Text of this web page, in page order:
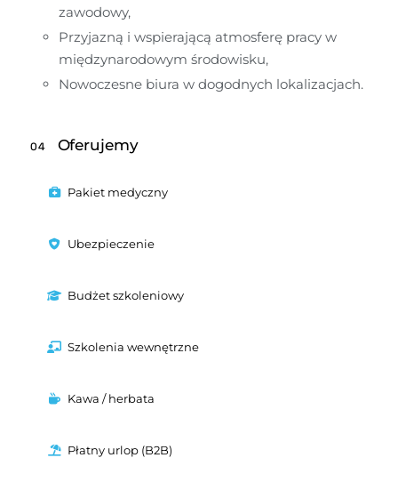
zawodowy,
Przyjazną i wspierającą atmosferę pracy w
międzynarodowym środowisku,
Nowoczesne biura w dogodnych lokalizacjach.
04 Oferujemy
Pakiet medyczny
Ubezpieczenie
Budżet szkoleniowy
Szkolenia wewnętrzne
Kawa / herbata
Płatny urlop (B2B)